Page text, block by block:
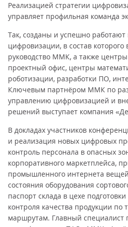
Реализацией стратегии
управляет профильная команда
Так, созданы и успешно работают
цифровизации, в состав
руководство ММК, а также
проектный офис, центры
роботизации, разработки ПО,
Ключевым партнёром ММК по
управлению цифровизацией и
решений выступает компания
В докладах участников
и реализация новых цифровых
контроль персонала в опасных
корпоративного маркетплейса,
промышленного интернета
состояния оборудования
паспорт склада в цехе
контроля качества продукции по
маршрутам. Главный специалист